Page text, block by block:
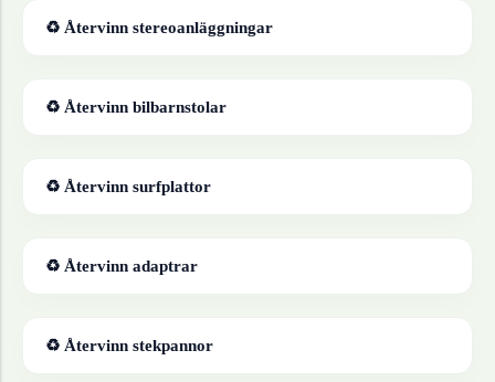
♻ Återvinn stereoanläggningar
♻ Återvinn bilbarnstolar
♻ Återvinn surfplattor
♻ Återvinn adaptrar
♻ Återvinn stekpannor